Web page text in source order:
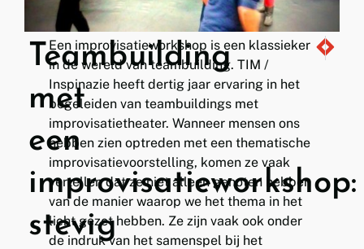
Teambuilding
met
een
improvisatieworkshop:
stevig
Een improvisatieworkshop is een klassieker
in de wereld van teambuilding. TIM /
Inspinazie heeft dertig jaar ervaring in het
begeleiden van teambuildings met
improvisatietheater. Wanneer mensen ons
hebben zien optreden met een thematische
improvisatievoorstelling, komen ze vaak
vertellen dat ze niet alleen genoten hebben
van de manier waarop we het thema in het
licht gezet hebben. Ze zijn vaak ook onder
de indruk van het samenspel bij het
Januari